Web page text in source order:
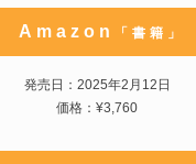
Amazon 「書籍」
発売日：2025年2月12日
価格：¥3,760